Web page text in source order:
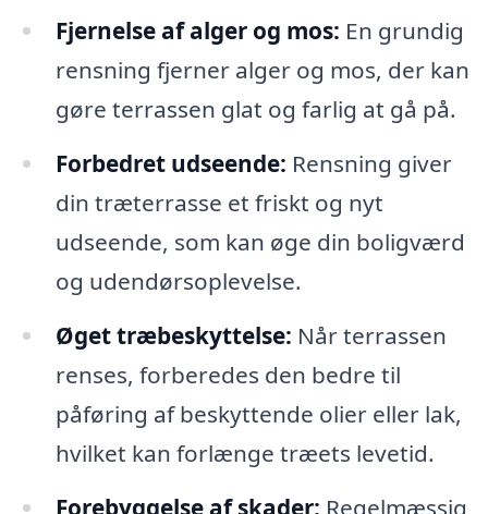
Fjernelse af alger og mos: En grundig
rensning fjerner alger og mos, der kan
gøre terrassen glat og farlig at gå på.
Forbedret udseende: Rensning giver
din træterrasse et friskt og nyt
udseende, som kan øge din boligværd
og udendørsoplevelse.
Øget træbeskyttelse: Når terrassen
renses, forberedes den bedre til
påføring af beskyttende olier eller lak,
hvilket kan forlænge træets levetid.
Forebyggelse af skader: Regelmæssig